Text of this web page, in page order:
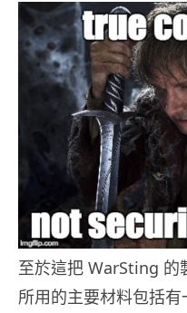
至於這把 WarSting 的
所用的主要材料包括